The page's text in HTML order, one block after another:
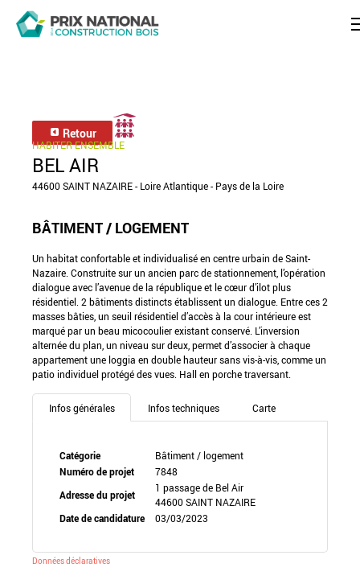
Retour
HABITER ENSEMBLE
BEL AIR
44600 SAINT NAZAIRE - Loire Atlantique - Pays de la Loire
BÂTIMENT / LOGEMENT
Un habitat confortable et individualisé en centre urbain de Saint-
Nazaire. Construite sur un ancien parc de stationnement, l’opération
dialogue avec l’avenue de la république et le cœur d’ilot plus
résidentiel. 2 bâtiments distincts établissent un dialogue. Entre ces 2
masses bâties, un seuil résidentiel d’accès à la cour intérieure est
marqué par un beau micocoulier existant conservé. L’inversion
alternée du plan, un niveau sur deux, permet d’associer à chaque
appartement une loggia en double hauteur sans vis-à-vis, comme un
patio individuel protégé des vues. Hall en porche traversant.
Infos générales Infos techniques Carte
Catégorie
Bâtiment / logement
Numéro de projet
7848
Adresse du projet
1 passage de Bel Air
44600 SAINT NAZAIRE
Date de candidature
03/03/2023
Données déclaratives